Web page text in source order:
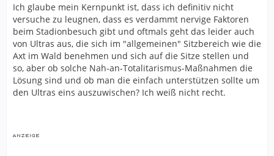
Ich glaube mein Kernpunkt ist, dass ich definitiv nicht
versuche zu leugnen, dass es verdammt nervige Faktoren
beim Stadionbesuch gibt und oftmals geht das leider auch
von Ultras aus, die sich im "allgemeinen" Sitzbereich wie die
Axt im Wald benehmen und sich auf die Sitze stellen und
so, aber ob solche Nah-an-Totalitarismus-Maßnahmen die
Lösung sind und ob man die einfach unterstützen sollte um
den Ultras eins auszuwischen? Ich weiß nicht recht.